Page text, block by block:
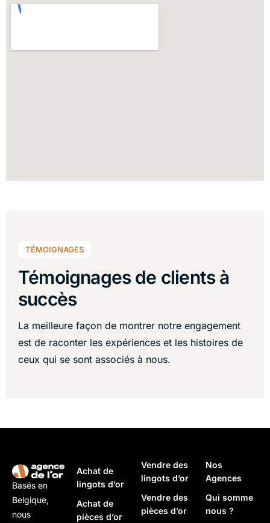
TÉMOIGNAGES
Témoignages de clients à
succès
La meilleure façon de montrer notre engagement
est de raconter les expériences et les histoires de
ceux qui se sont associés à nous.
Basés en
Belgique,
nous
Achat de
lingots d’or
Achat de
pièces d’or
Vendre des
lingots d’or
Vendre des
pièces d’or
Nos
Agences
Qui somme
nous ?